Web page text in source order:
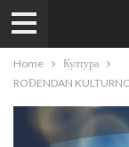
Home
Култура
ROĐENDAN